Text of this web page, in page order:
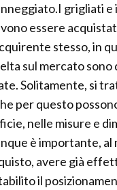
grigliati e
essere
stesso, in
sul mercato sono
Solitamente, si
per questo
nelle misure e
è importante, al
avere già
il